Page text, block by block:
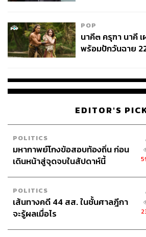
ABOUT THE
Content Creator สำ
POP
นาคี๓ ครุฑา นาคี
พร้อมปักวันฉาย
EDITOR'S
POLITICS
มหากาพย์โกงข้อสอบท้องถิ่น ก่อน
เดินหน้าสู่จุดจบในสัปดาห์นี้
POLITICS
เส้นทางคดี 44 สส. ในชั้นศาลฎีกา
จะรู้ผลเมื่อไร